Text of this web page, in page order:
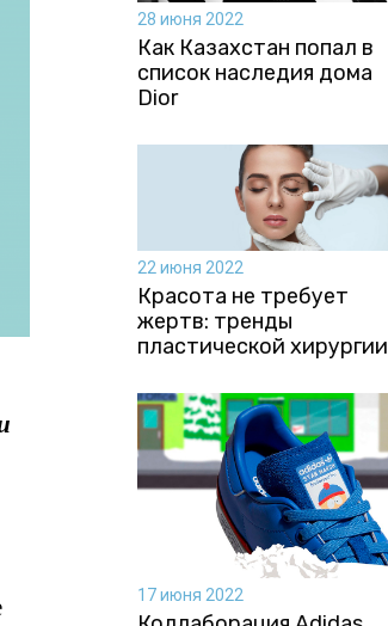
28 июня 2022
Как Казахстан попал в
список наследия дома
Dior
22 июня 2022
Красота не требует
жертв: тренды
пластической хирургии
17 июня 2022